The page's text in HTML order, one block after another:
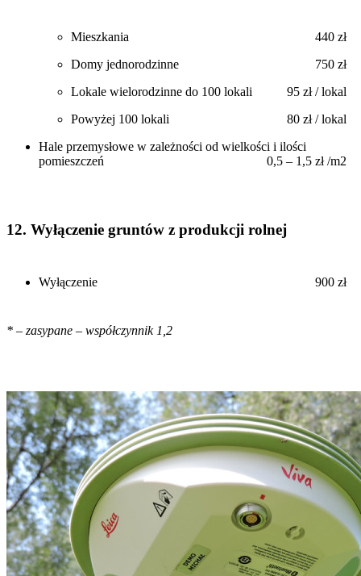
Mieszkania
440 zł
Domy jednorodzinne
750 zł
Lokale wielorodzinne do 100 lokali
95 zł / lokal
Powyżej 100 lokali
80 zł / lokal
Hale przemysłowe w zależności od wielkości i ilości
pomieszczeń
0,5 – 1,5 zł /m2
12. Wyłączenie gruntów z produkcji rolnej
Wyłączenie 900 zł
* – zasypane – współczynnik 1,2